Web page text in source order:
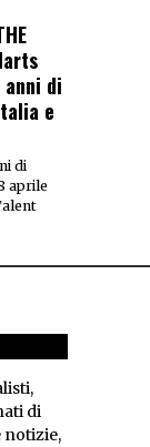
di
e
di
aprile
di
notizie,